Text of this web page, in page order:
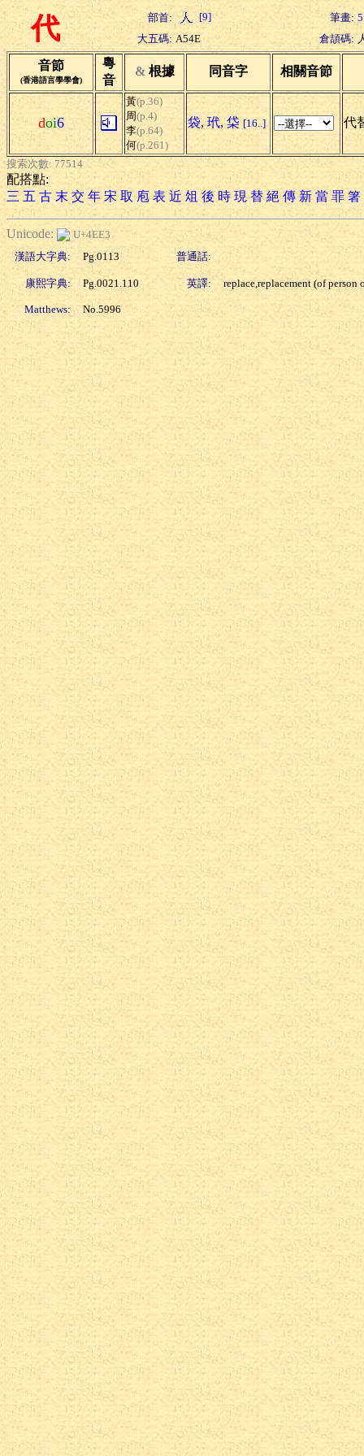
代 部首: [9] 筆畫: 5
大五碼: A54E 倉頡碼:
音節
(香港語言學學會)
粵
音
& 根據 同音字 相關音節
doi6
黃(p.36)
周(p.4)
李(p.64)
何(p.261)
袋, 玳, 柋 [16..] 代
搜索次數: 77514
配搭點:
三 五 古 末 交 年 宋 取 庖 表 近 俎 後 時 現 替 絕 傳 新 當 罪 箸
Unicode:
U+4EE3
漢語大字典:
Pg.0113 普通話:
康熙字典: Pg.0021.110 英譯: replace,replacement (of person
Matthews: No.5996